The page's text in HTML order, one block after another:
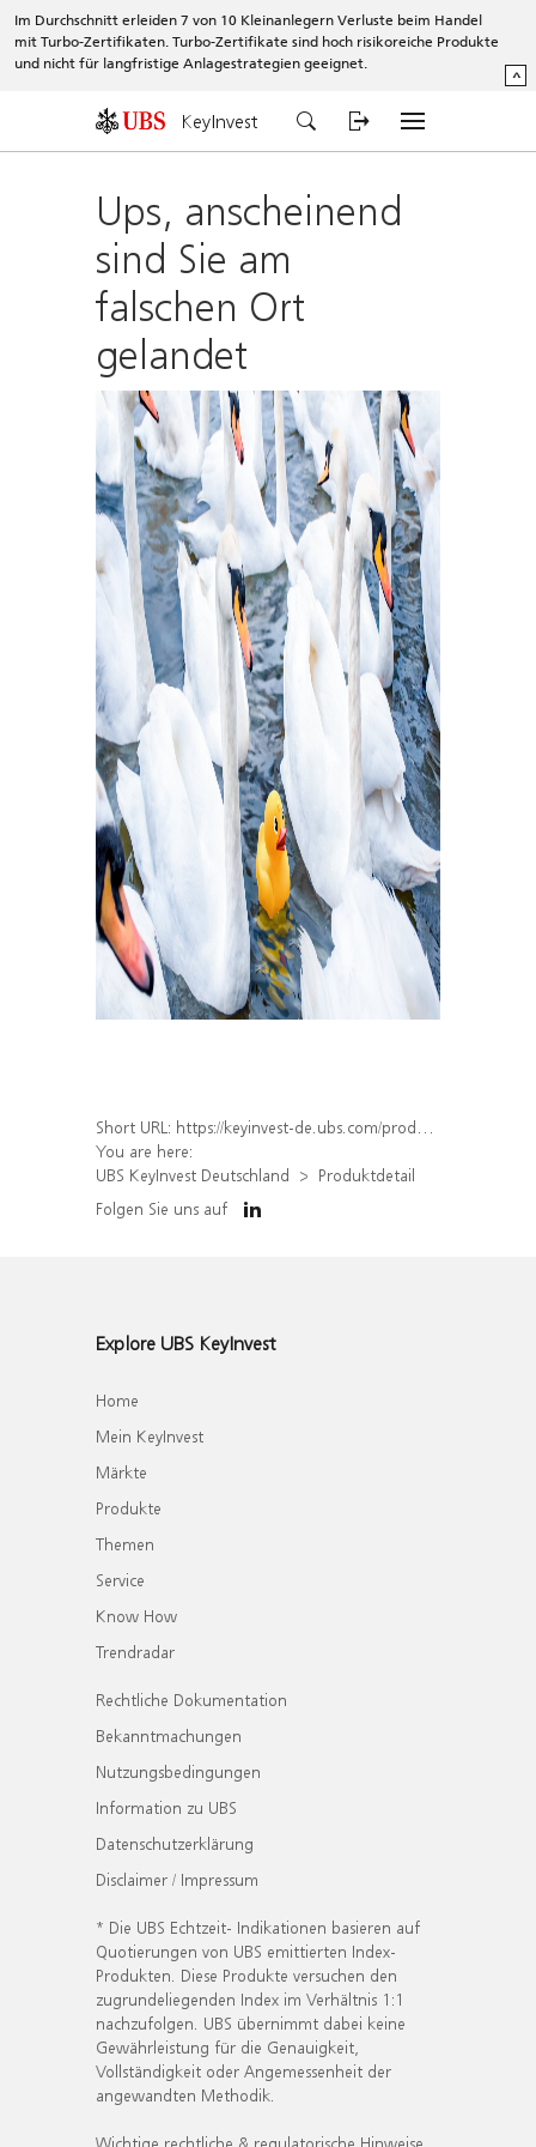
Im Durchschnitt erleiden 7 von 10 Kleinanlegern Verluste beim Handel
mit Turbo-Zertifikaten. Turbo-Zertifikate sind hoch risikoreiche Produkte
und nicht für langfristige Anlagestrategien geeignet.
^
KeyInvest
Ups, anscheinend
sind Sie am
falschen Ort
gelandet
Short URL: https://keyinvest-de.ubs.com/produkt/detail/index/isin/DE000WA8Q556
You are here:
UBS KeyInvest Deutschland
Produktdetail
Folgen Sie uns auf
Explore UBS KeyInvest
Home
Mein KeyInvest
Märkte
Produkte
Themen
Service
Know How
Trendradar
Rechtliche Dokumentation
Bekanntmachungen
Nutzungsbedingungen
Information zu UBS
Datenschutzerklärung
Disclaimer / Impressum
* Die UBS Echtzeit- Indikationen basieren auf
Quotierungen von UBS emittierten Index-
Produkten. Diese Produkte versuchen den
zugrundeliegenden Index im Verhältnis 1:1
nachzufolgen. UBS übernimmt dabei keine
Gewährleistung für die Genauigkeit,
Vollständigkeit oder Angemessenheit der
angewandten Methodik.